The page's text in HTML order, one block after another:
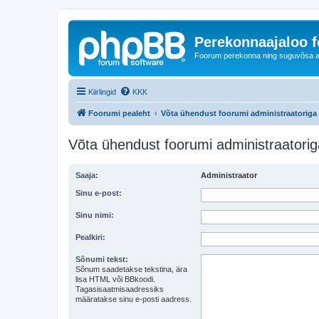
Perekonnaajaloo
Foorum perekonna ning suguvõsa
Kiirlingid KKK
Foorumi pealeht Võta ühendust foorumi administraatoriga
Võta ühendust foorumi
Saaja: Administraator
Sinu e-post:
Sinu nimi:
Pealkiri:
Sõnumi tekst:
Sõnum saadetakse tekstina, ära
lisa HTML või BBkoodi.
Tagasisaatmisaadressiks
määratakse sinu e-posti aadress.